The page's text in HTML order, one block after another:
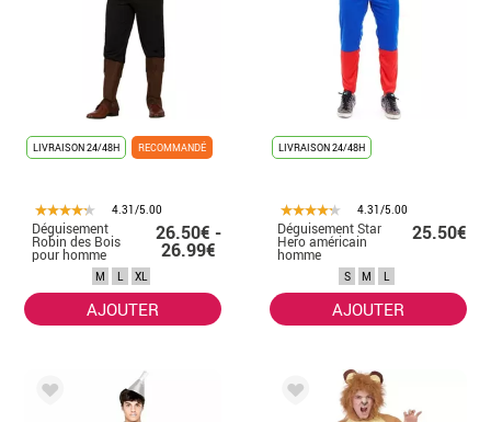
LIVRAISON 24/48H RECOMMANDÉ
4.31/5.00
Déguisement
Robin des Bois
pour homme
26.50€ -
26.99€
M L XL
AJOUTER
LIVRAISON 24/48H
4.31/5.00
Déguisement Star
Hero américain
homme
25.50€
S M L
AJOUTER